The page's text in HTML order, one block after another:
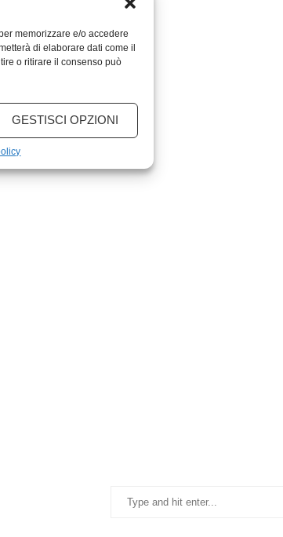
memorizzare e/o accedere
di elaborare dati come il
o ritirare il consenso può
GESTISCI OPZIONI